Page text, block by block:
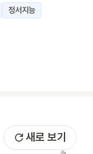
정서지능
새로 보기